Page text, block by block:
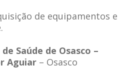
de equipamentos e
Saúde de Osasco –
Aguiar – Osasco